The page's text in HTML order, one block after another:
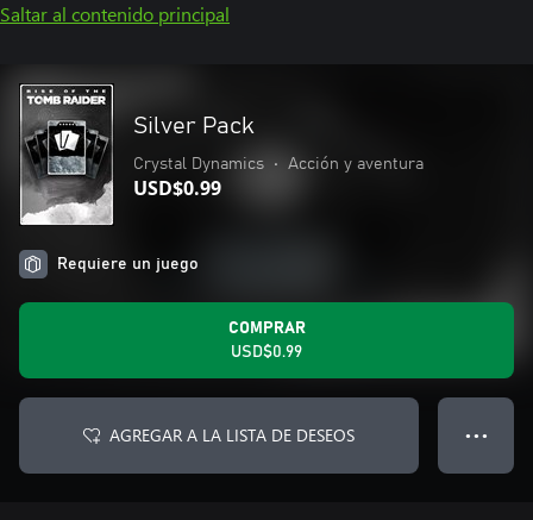
Saltar al contenido principal
Silver Pack
Crystal Dynamics • Acción y aventura
USD$0.99
Requiere un juego
COMPRAR
USD$0.99
AGREGAR A LA LISTA DE DESEOS ● ● ●